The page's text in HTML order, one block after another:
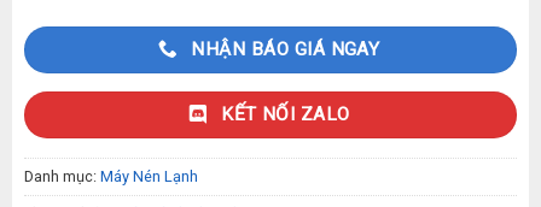
NHẬN BÁO GIÁ NGAY
KẾT NỐI ZALO
Danh mục: Máy Nén Lạnh